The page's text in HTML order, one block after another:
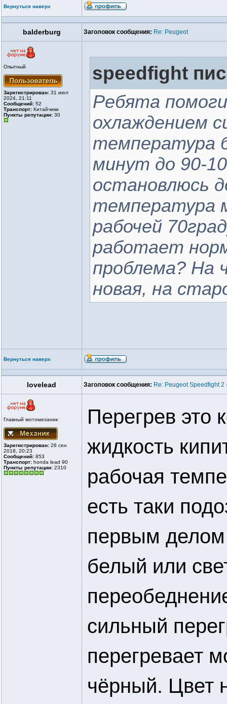
Вернуться наверх
balderburg Заголовок сообщения: Re: Peugeot
Опытный
Зарегистрирован: 31 июл
2024, 21:11
Сообщений: 52
Транспорт: Китайчики
Пункты репутации: 30
speedfight
Ребята
охлаждением
температура
минут до 90-
остановлюсь
температура
рабочей
работает
проблема? На
новая, на
Вернуться наверх
lovelead Заголовок сообщения: Re: Peugeot Speedfight 2
Главный мотомеханик
Зарегистрирован: 28 сен
2018, 20:23
Сообщений: 853
Транспорт: honda lead 90
Пункты репутации: 2310
Перегрев это
жидкость
рабочая
есть таки
первым делом
белый или
сильный
перегревает
чёрный. Цвет